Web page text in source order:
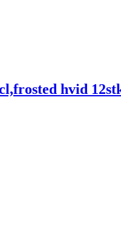
hvid